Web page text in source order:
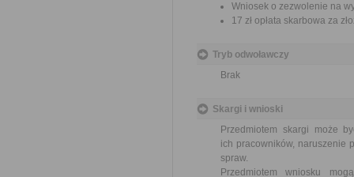
Wniosek o zezwolenie na
17 zł opłata skarbowa za
Tryb odwoławczy
Brak
Skargi i wnioski
Przedmiotem skargi może
ich pracowników, naruszenie
spraw.
Przedmiotem wniosku